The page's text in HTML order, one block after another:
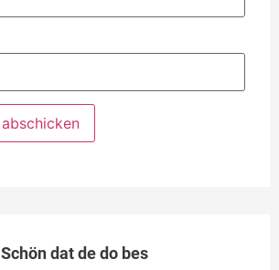
Schön dat de do bes